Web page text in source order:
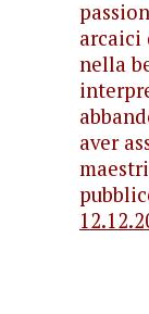
arcaici
nella
aver